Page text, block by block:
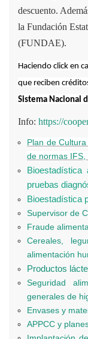
descuento.
la Fundación
(FUNDAE).
Haciendo click en
que reciben
Sistema Nacional
Info: https://
Plan de
de normas IFS,
Bioestadística
pruebas
Bioestadística
Supervisor de
Fraude
Cereales,
alimentación
Productos
Seguridad
generales de
Envases y
APPCC y